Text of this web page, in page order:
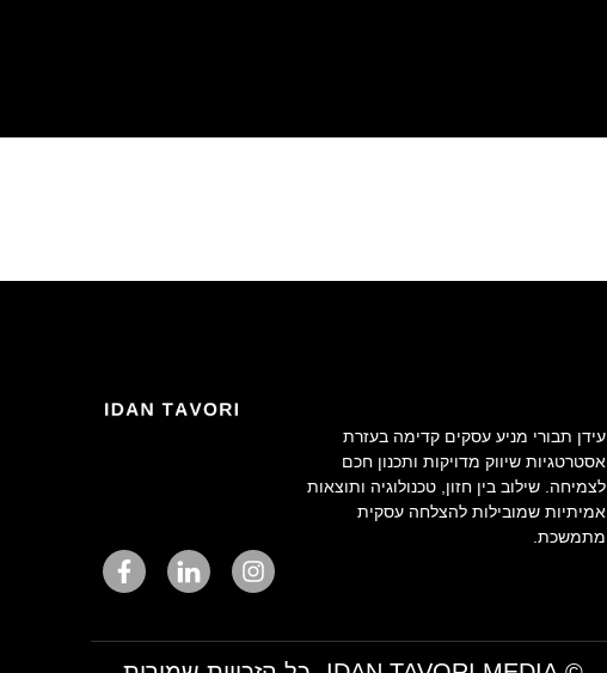
עידן תבורי מניע עסקים קדימה בעזרת
אסטרטגיות שיווק מדויקות ותכנון חכם
לצמיחה. שילוב בין חזון, טכנולוגיה ותוצאות
אמיתיות שמובילות להצלחה עסקית
מתמשכת.